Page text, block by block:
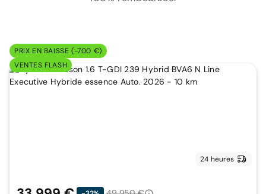
PRIX EN BAISSE (-700 €)
VENTES FLASH
24 heures